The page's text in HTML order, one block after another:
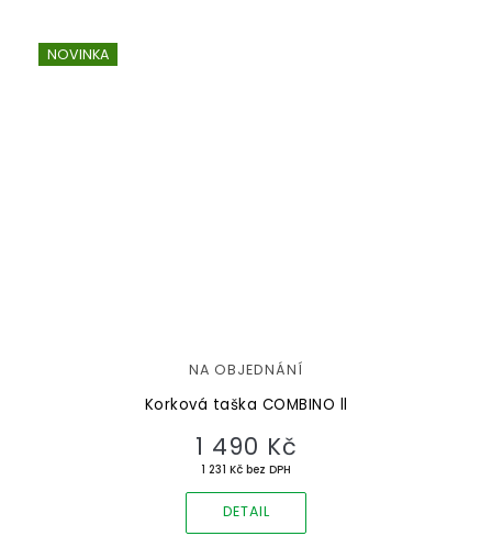
NOVINKA
Korková taška COMBINO ll
NA OBJEDNÁNÍ
1 231 Kč bez DPH
1 490 Kč
DETAIL